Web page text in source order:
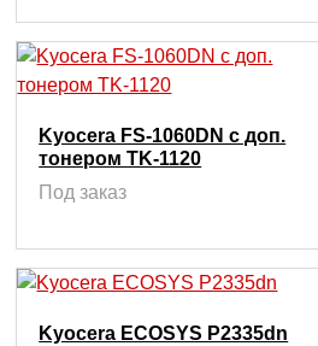
Kyocera FS-1060DN с доп.
тонером TK-1120
Под заказ
Kyocera ECOSYS P2335dn